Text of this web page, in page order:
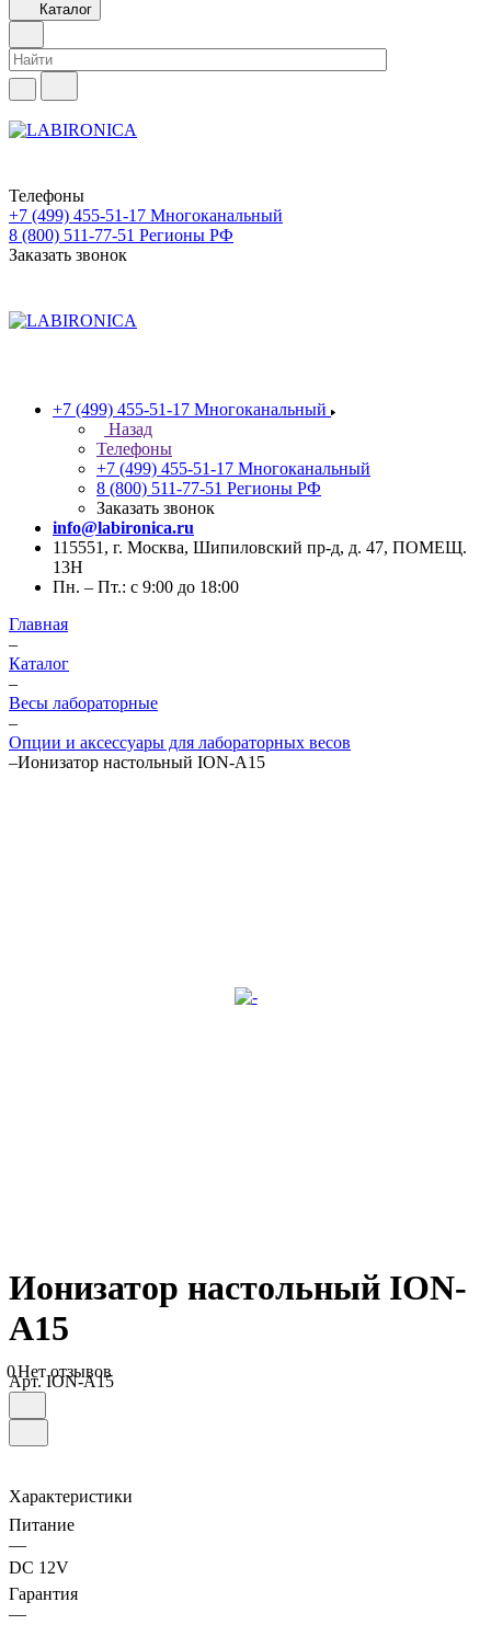
Каталог
Телефоны
+7 (499) 455-51-17 Многоканальный
8 (800) 511-77-51 Регионы РФ
Заказать звонок
+7 (499) 455-51-17 Многоканальный
Назад
Телефоны
+7 (499) 455-51-17 Многоканальный
8 (800) 511-77-51 Регионы РФ
Заказать звонок
info@labironica.ru
115551, г. Москва, Шипиловский пр-д, д. 47, ПОМЕЩ.
13Н
Пн. – Пт.: с 9:00 до 18:00
Главная
–
Каталог
–
Весы лабораторные
–
Опции и аксессуары для лабораторных весов
–Ионизатор настольный ION-A15
Ионизатор настольный ION-
A15
0Нет отзывов
Арт.ION-A15
Характеристики
Питание
—
DC 12V
Гарантия
—